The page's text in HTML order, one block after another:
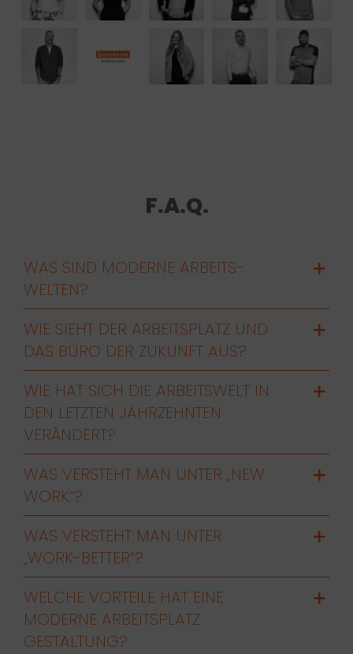
F.A.Q.
WAS SIND MODERNE ARBEITS-
WELTEN?
WIE SIEHT DER ARBEITSPLATZ UND
DAS BÜRO DER ZUKUNFT AUS?
WIE HAT SICH DIE ARBEITSWELT IN
DEN LETZTEN JAHRZEHNTEN
VERÄNDERT?
WAS VERSTEHT MAN UNTER „NEW
WORK“?
WAS VERSTEHT MAN UNTER
„WORK-BETTER“?
WELCHE VORTEILE HAT EINE
MODERNE ARBEITSPLATZ
GESTALTUNG?